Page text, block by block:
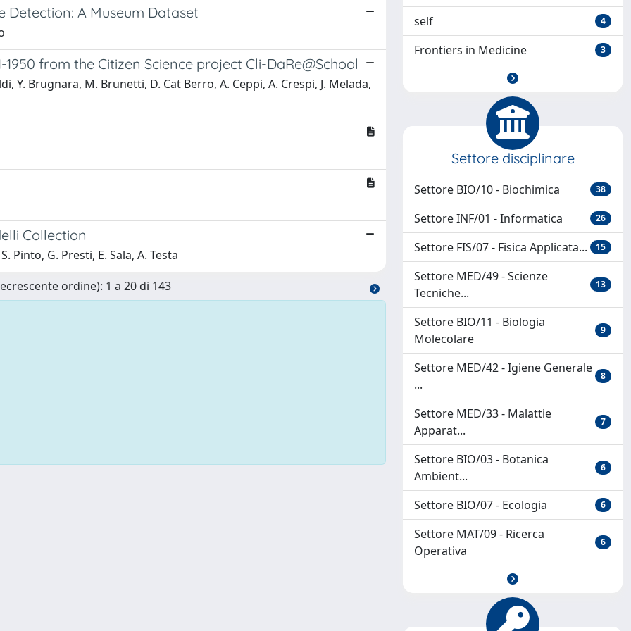
A Museum Dataset
from the Citizen Science project Cli-DaRe@School
Y. Brugnara, M. Brunetti, D. Cat Berro, A. Ceppi, A. Crespi, J. Melada,
Collection
Pinto, G. Presti, E. Sala, A. Testa
ordine): 1 a 20 di 143
self 4
Frontiers in Medicine 3
Settore disciplinare
Settore BIO/10 - Biochimica 38
Settore INF/01 - Informatica 26
Settore FIS/07 - Fisica Applicata... 15
Settore MED/49 - Scienze
Tecniche...
13
Settore BIO/11 - Biologia
Molecolare
9
Settore MED/42 - Igiene Generale
...
8
Settore MED/33 - Malattie
Apparat...
7
Settore BIO/03 - Botanica
Ambient...
6
Settore BIO/07 - Ecologia 6
Settore MAT/09 - Ricerca
Operativa
6